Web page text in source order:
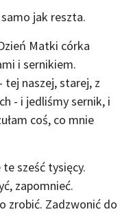
jak reszta.
Matki córka
i sernikiem.
naszej, starej, z
- i jedliśmy sernik, i
coś, co mnie
sześć tysięcy.
zapomnieć.
zrobić. Zadzwonić do